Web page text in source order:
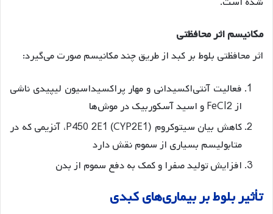
مکانیسماثرمحافظتی
اثر محافظتی بلوط بر کبد از طریق چند مکانیسم صورت می‌گیرد:
فعالیت آنتی‌اکسیدانی و مهار پراکسیداسیون لیپیدی ناشی
از FeCl2 و اسید آسکوربیک در موش‌ها
کاهش بیان سیتوکروم P450 2E1 (CYP2E1)، آنزیمی که در
متابولیسم بسیاری از سموم نقش دارد
افزایش تولید صفرا و کمک به دفع سموم از بدن
تأثیربلوطبربیماریهایکبدی